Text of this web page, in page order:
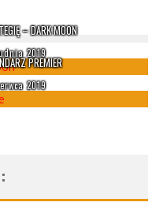
– DARK MOON
2019
PREMIER
2019